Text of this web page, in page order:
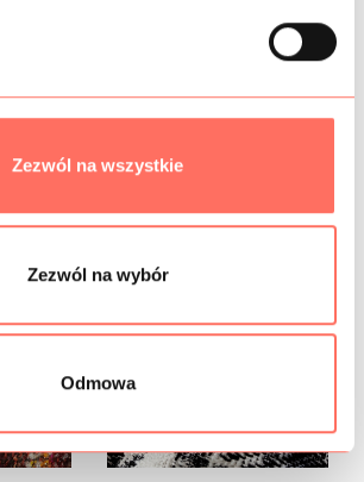
Zezwól na wszystkie
Zezwól na wybór
Odmowa
produkty